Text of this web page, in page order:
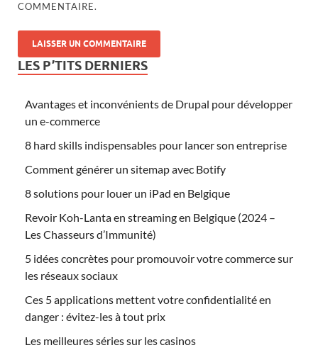
COMMENTAIRE.
LES P’TITS DERNIERS
Avantages et inconvénients de Drupal pour développer
un e-commerce
8 hard skills indispensables pour lancer son entreprise
Comment générer un sitemap avec Botify
8 solutions pour louer un iPad en Belgique
Revoir Koh-Lanta en streaming en Belgique (2024 –
Les Chasseurs d’Immunité)
5 idées concrètes pour promouvoir votre commerce sur
les réseaux sociaux
Ces 5 applications mettent votre confidentialité en
danger : évitez-les à tout prix
Les meilleures séries sur les casinos